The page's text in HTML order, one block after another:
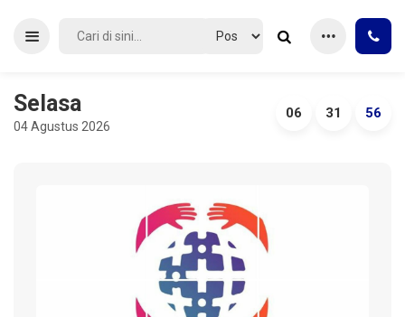
Selasa
04 Agustus 2026
06 31 56